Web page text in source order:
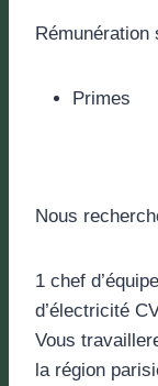
Rémunération
Primes
Nous
1 chef
d’électricité
Vous
la région